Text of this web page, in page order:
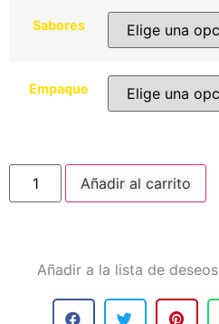
Sabores
Empaque
Añadir al carrito
Añadir a la lista de deseos